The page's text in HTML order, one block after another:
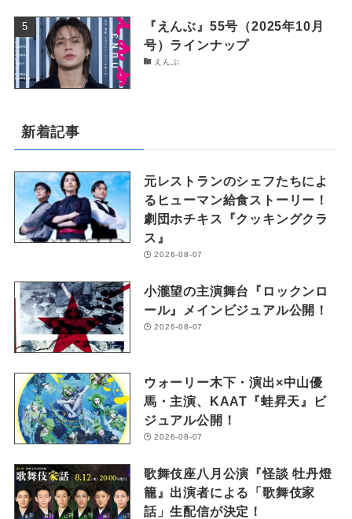
『えんぶ』55号（2025年10月
号）ラインナップ
えんぶ
新着記事
元レストランのシェフたちによ
るヒューマン給食ストーリー！
劇団ホチキス『クッキングクラ
ス』
2026-08-07
小瀧望の主演舞台『ロックンロ
ール』メインビジュアル公開！
2026-08-07
ウォーリー木下・演出×中山優
馬・主演、KAAT『蛙昇天』ビ
ジュアル公開！
2026-08-07
歌舞伎座八月公演『怪談 牡丹燈
籠』出演者による「歌舞伎家
話」生配信が決定！